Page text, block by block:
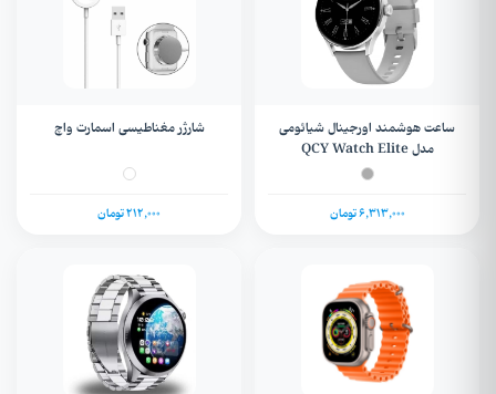
ساعت هوشمند اورجینال شیائومی
مدل QCY Watch Elite
6,313,000 تومان
شارژر مغناطیسی اسمارت واچ
212,000 تومان